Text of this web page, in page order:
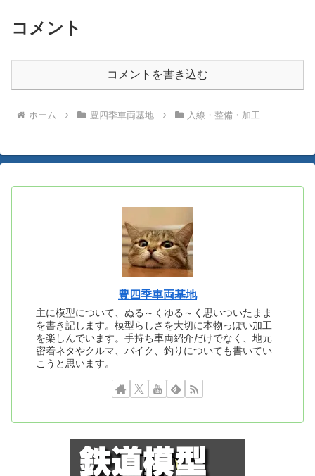
コメント
コメントを書き込む
ホーム 豊四季車両基地 入線・整備・加工
豊四季車両基地
主に模型について、ぬる～くゆる～く思いついたまま
を書き記します。模型らしさを大切に本物っぽい加工
を楽しんでいます。手持ち車両紹介だけでなく、地元
密着ネタやクルマ、バイク、釣りについても書いてい
こうと思います。